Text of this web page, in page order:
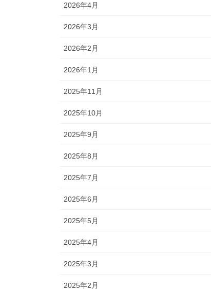
2026年4月
2026年3月
2026年2月
2026年1月
2025年11月
2025年10月
2025年9月
2025年8月
2025年7月
2025年6月
2025年5月
2025年4月
2025年3月
2025年2月